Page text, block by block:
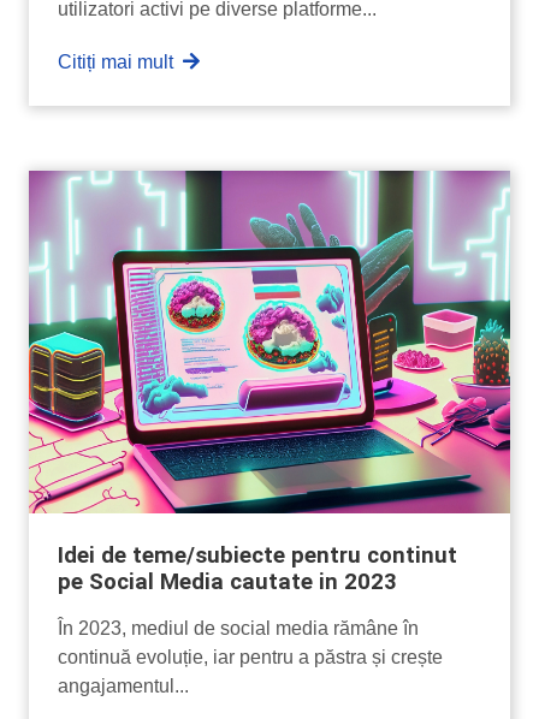
utilizatori activi pe diverse platforme...
Citiți mai mult
Idei de teme/subiecte pentru continut
pe Social Media cautate in 2023
În 2023, mediul de social media rămâne în
continuă evoluție, iar pentru a păstra și crește
angajamentul...